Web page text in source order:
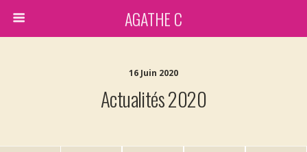
AGATHE C
16 Juin 2020
Actualités 2020